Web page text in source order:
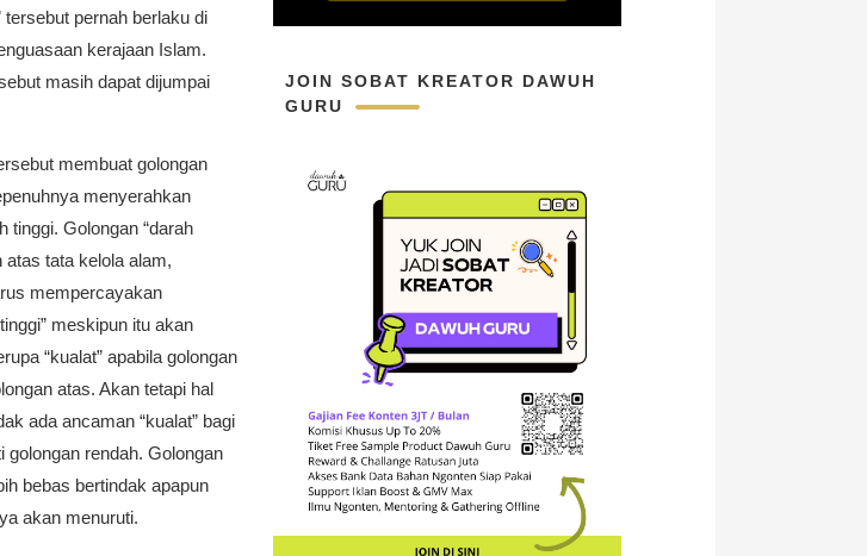
tersebut pernah berlaku di
kerajaan Islam.
masih dapat dijumpai
membuat golongan
menyerahkan
tinggi. Golongan “darah
atas tata kelola alam,
mempercayakan
meskipun itu akan
“kualat” apabila golongan
atas. Akan tetapi hal
ada ancaman “kualat” bagi
golongan rendah. Golongan
bebas bertindak apapun
akan menuruti.
JOIN SOBAT KREATOR DAWUH
GURU